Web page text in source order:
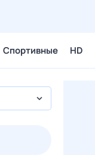
Спортивные HD